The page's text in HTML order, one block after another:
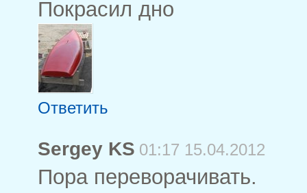
Покрасил дно
Ответить
Sergey KS 01:17 15.04.2012
Пора переворачивать.